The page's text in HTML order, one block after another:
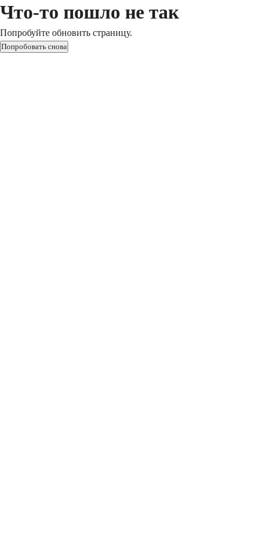
Что-то пошло не так
Попробуйте обновить страницу.
Попробовать снова